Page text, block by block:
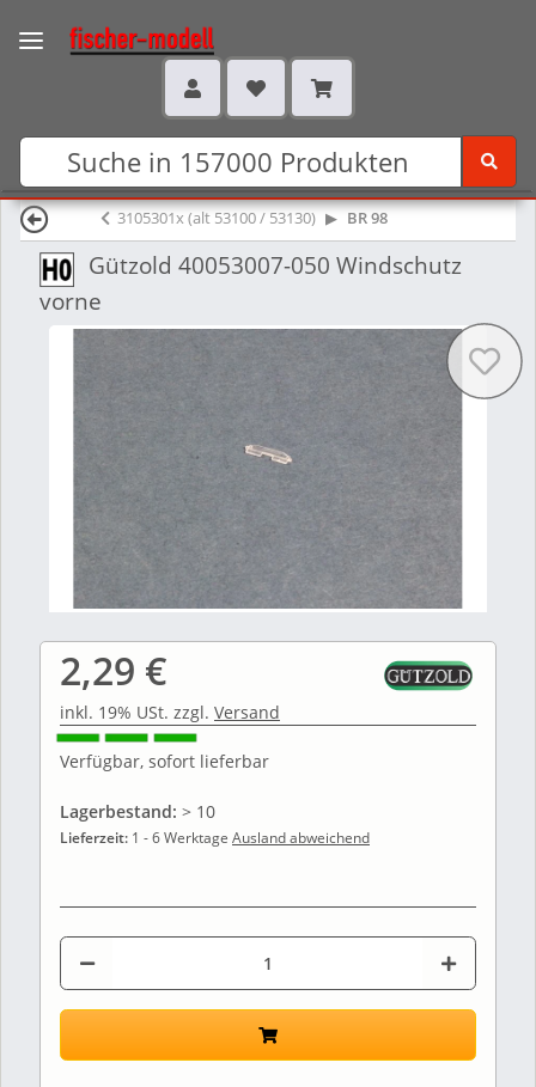
3105301x (alt 53100 / 53130) BR 98
Gützold 40053007-050 Windschutz
vorne
2,29 €
inkl. 19% USt. zzgl. Versand
Verfügbar, sofort lieferbar
Lagerbestand: > 10
Lieferzeit: 1 - 6 Werktage Ausland abweichend